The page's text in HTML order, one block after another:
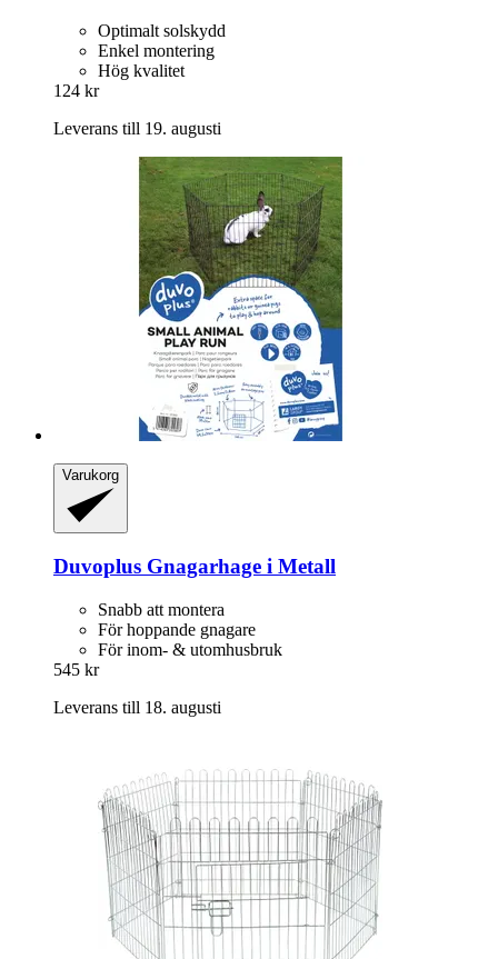
Optimalt solskydd
Enkel montering
Hög kvalitet
124 kr
Leverans till 19. augusti
Varukorg
Duvoplus Gnagarhage i Metall
Snabb att montera
För hoppande gnagare
För inom- & utomhusbruk
545 kr
Leverans till 18. augusti